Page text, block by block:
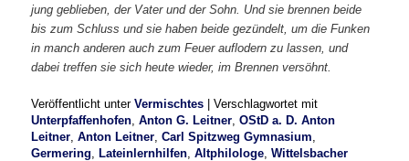
jung geblieben, der Vater und der Sohn. Und sie brennen beide
bis zum Schluss und sie haben beide gezündelt, um die Funken
in manch anderen auch zum Feuer auflodern zu lassen, und
dabei treffen sie sich heute wieder, im Brennen versöhnt.
Veröffentlicht unter Vermischtes |Verschlagwortet mit
Unterpfaffenhofen ,Anton G. Leitner ,OStD a. D. Anton
Leitner ,Anton Leitner ,Carl Spitzweg Gymnasium
Germering
Lateinlernhilfen ,Altphilologe ,Wittelsbacher